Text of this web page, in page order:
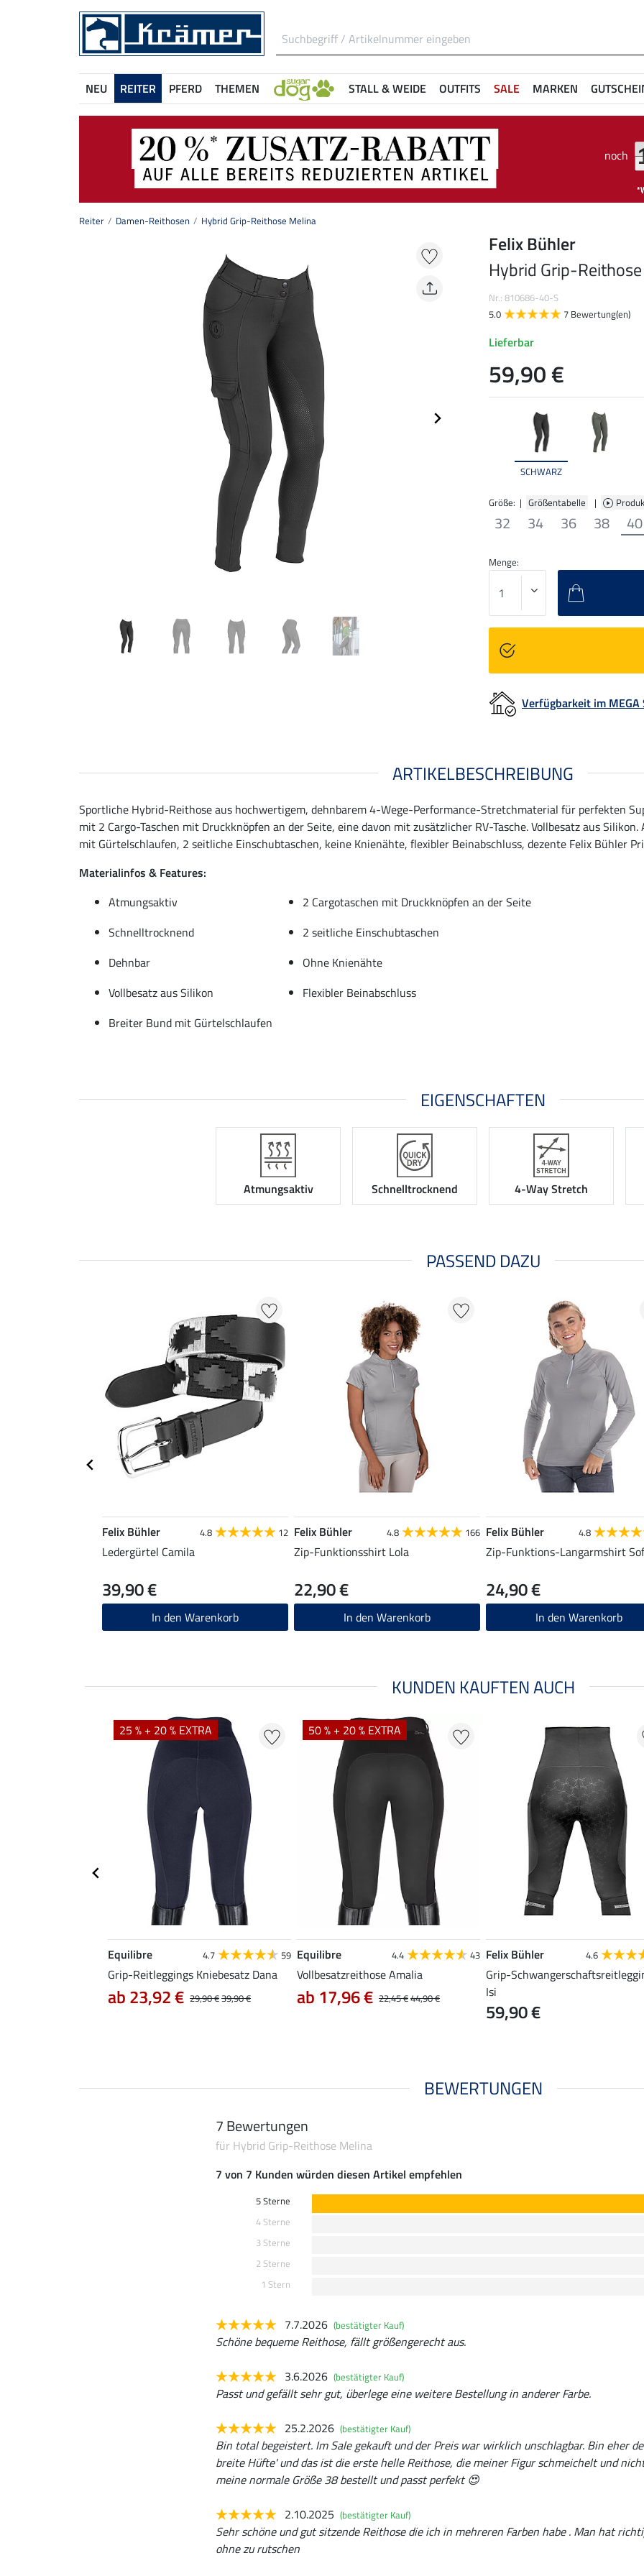
NEU REITER PFERD THEMEN STALL & WEIDE OUTFITS SALE MARKEN
noch
Reiter Damen-Reithosen Hybrid Grip-Reithose Melina
SCHWARZ
Größe: | Größentabelle |
32 34 36 38 40
Felix Bühler
Hybrid Grip-
Nr.: 810686-40-S
5.0
7 Bewertung(en)
Lieferbar
59,90 €
Menge:
Verfügbarkeit im MEGA
ARTIKELBESCHREIBUNG
Sportliche Hybrid-Reithose aus hochwertigem, dehnbarem 4-Wege-Performance-Stretchmaterial für perfekten
mit 2 Cargo-Taschen mit Druckknöpfen an der Seite, eine davon mit zusätzlicher RV-Tasche. Vollbesatz aus
mit Gürtelschlaufen, 2 seitliche Einschubtaschen, keine Knienähte, flexibler Beinabschluss, dezente Felix Bühler
Materialinfos & Features:
Atmungsaktiv
2 Cargotaschen mit Druckknöpfen an der Seite
Schnelltrocknend
2 seitliche Einschubtaschen
Dehnbar
Ohne Knienähte
Vollbesatz aus Silikon
Flexibler Beinabschluss
Breiter Bund mit Gürtelschlaufen
EIGENSCHAFTEN
Atmungsaktiv Schnelltrocknend 4-Way Stretch
PASSEND DAZU
Felix Bühler 4.8 12
Ledergürtel Camila
39,90 €
In den Warenkorb
Felix Bühler 4.8 166
Zip-Funktionsshirt Lola
22,90 €
In den Warenkorb
Felix Bühler 4.8
Zip-Funktions-Langarmshirt
24,90 €
In den Warenkorb
KUNDEN KAUFTEN AUCH
25 % + 20 % EXTRA
Equilibre 4.7 59
Grip-Reitleggings Kniebesatz Dana
29,90 €39,90 €
ab 23,92 €
50 % + 20 % EXTRA
Equilibre 4.4 43
Vollbesatzreithose Amalia
22,45 €44,90 €
ab 17,96 €
Felix Bühler 4.6
Grip-
Isi
59,90 €
BEWERTUNGEN
7 Bewertungen
für Hybrid Grip-Reithose Melina
7 von 7 Kunden würden diesen Artikel empfehlen
5 Sterne
4 Sterne
3 Sterne
2 Sterne
1 Stern
7.7.2026 (bestätigter Kauf)
Schöne bequeme Reithose, fällt größengerecht aus.
3.6.2026 (bestätigter Kauf)
Passt und gefällt sehr gut, überlege eine weitere Bestellung in anderer Farbe.
25.2.2026 (bestätigter Kauf)
Bin total begeistert. Im Sale gekauft und der Preis war wirklich unschlagbar. Bin eher
breite Hüfte' und das ist die erste helle Reithose, die meiner Figur schmeichelt und
meine normale Größe 38 bestellt und passt perfekt 😍
2.10.2025 (bestätigter Kauf)
Sehr schöne und gut sitzende Reithose die ich in mehreren Farben habe . Man hat
ohne zu rutschen